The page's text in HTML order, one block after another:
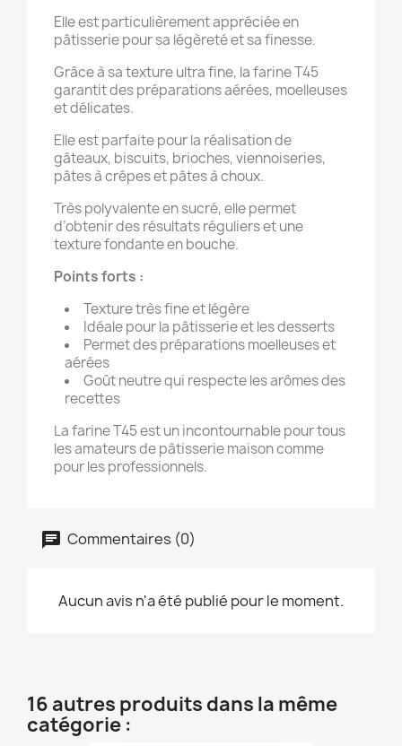
Elle est particulièrement appréciée en
pâtisserie pour sa légèreté et sa finesse.
Grâce à sa texture ultra fine, la farine T45
garantit des préparations aérées, moelleuses
et délicates.
Elle est parfaite pour la réalisation de
gâteaux, biscuits, brioches, viennoiseries,
pâtes à crêpes et pâtes à choux.
Très polyvalente en sucré, elle permet
d’obtenir des résultats réguliers et une
texture fondante en bouche.
Points forts :
Texture très fine et légère
Idéale pour la pâtisserie et les desserts
Permet des préparations moelleuses et
aérées
Goût neutre qui respecte les arômes des
recettes
La farine T45 est un incontournable pour tous
les amateurs de pâtisserie maison comme
pour les professionnels.
Commentaires (0)
Aucun avis n'a été publié pour le moment.
16 autres produits dans la même
catégorie :